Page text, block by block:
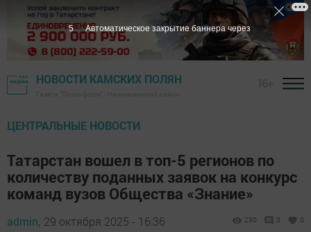
НОВОСТИ КАМСКИХ ПОЛЯН
ЦЕНТРАЛЬНЫЕ НОВОСТИ
Татарстан вошел в топ-5 регионов по
количеству поданных заявок на конкурс
команд вузов Общества «Знание»
admin, 29 октября 2025 - 16:36 230 0 0
4 Автоматическое закрытие баннера через